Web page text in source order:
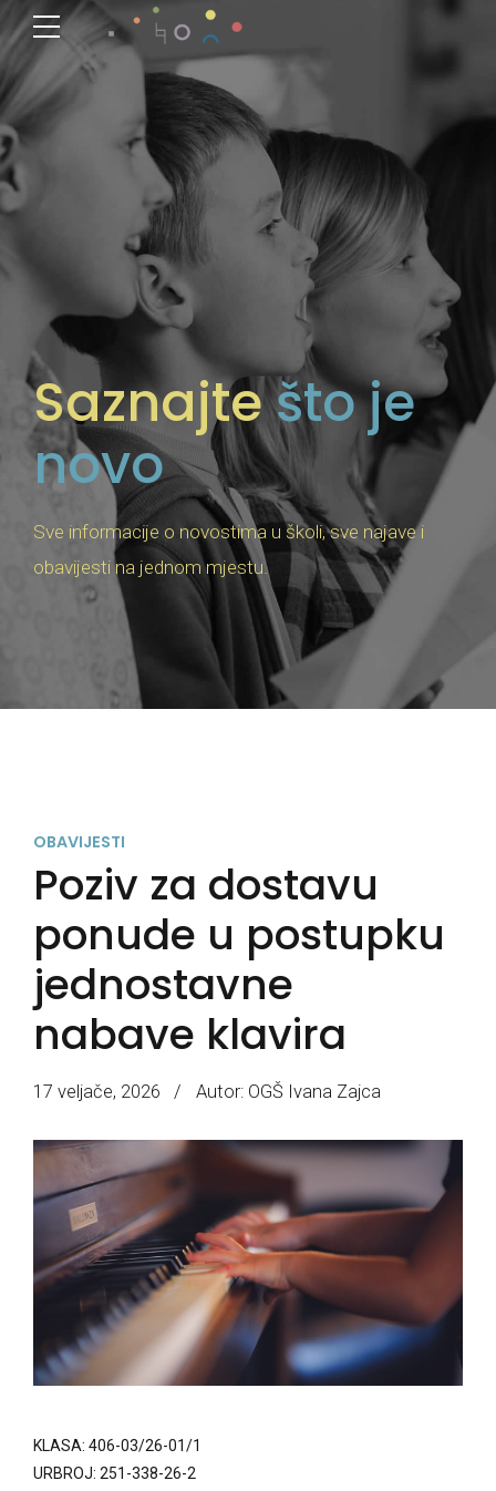
Saznajtešto je
novo
Sve informacije o novostima u školi, sve najave i
obavijesti na jednom mjestu.
OBAVIJESTI
Poziv za dostavu
ponude u postupku
jednostavne
nabave klavira
17 veljače, 2026 Autor: OGŠ Ivana Zajca
KLASA: 406-03/26-01/1
URBROJ: 251-338-26-2